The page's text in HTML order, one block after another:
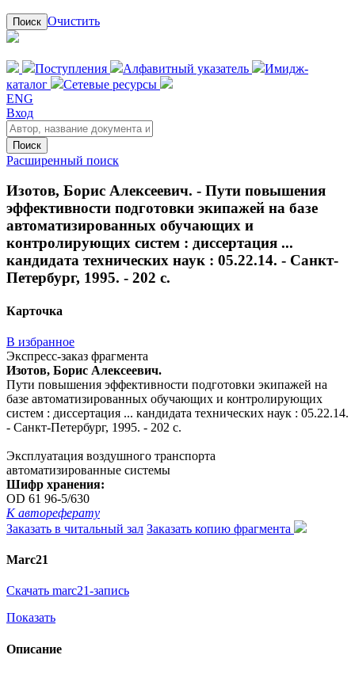
Поиск Очистить
Поступления Алфавитный указатель
Имидж-
каталог
Сетевые ресурсы
ENG
Вход
Поиск
Расширенный поиск
Изотов, Борис Алексеевич. - Пути повышения
эффективности подготовки экипажей на базе
автоматизированных обучающих и
контролирующих систем : диссертация ...
кандидата технических наук : 05.22.14. - Санкт-
Петербург, 1995. - 202 с.
Карточка
В избранное
Экспресс-заказ фрагмента
Изотов, Борис Алексеевич.
Пути повышения эффективности подготовки экипажей на
базе автоматизированных обучающих и контролирующих
систем : диссертация ... кандидата технических наук : 05.22.14.
- Санкт-Петербург, 1995. - 202 с.
Эксплуатация воздушного транспорта
автоматизированные системы
Шифр хранения:
OD 61 96-5/630
К автореферату
Заказать в читальный зал Заказать копию фрагмента
Marc21
Скачать marc21-запись
Показать
Описание